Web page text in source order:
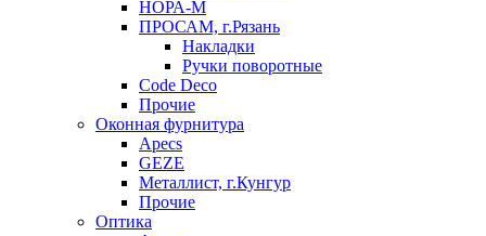
НОРА-М
ПРОСАМ, г.Рязань
Накладки
Ручки поворотные
Code Deco
Прочие
Оконная фурнитура
Apecs
GEZE
Металлист, г.Кунгур
Прочие
Оптика